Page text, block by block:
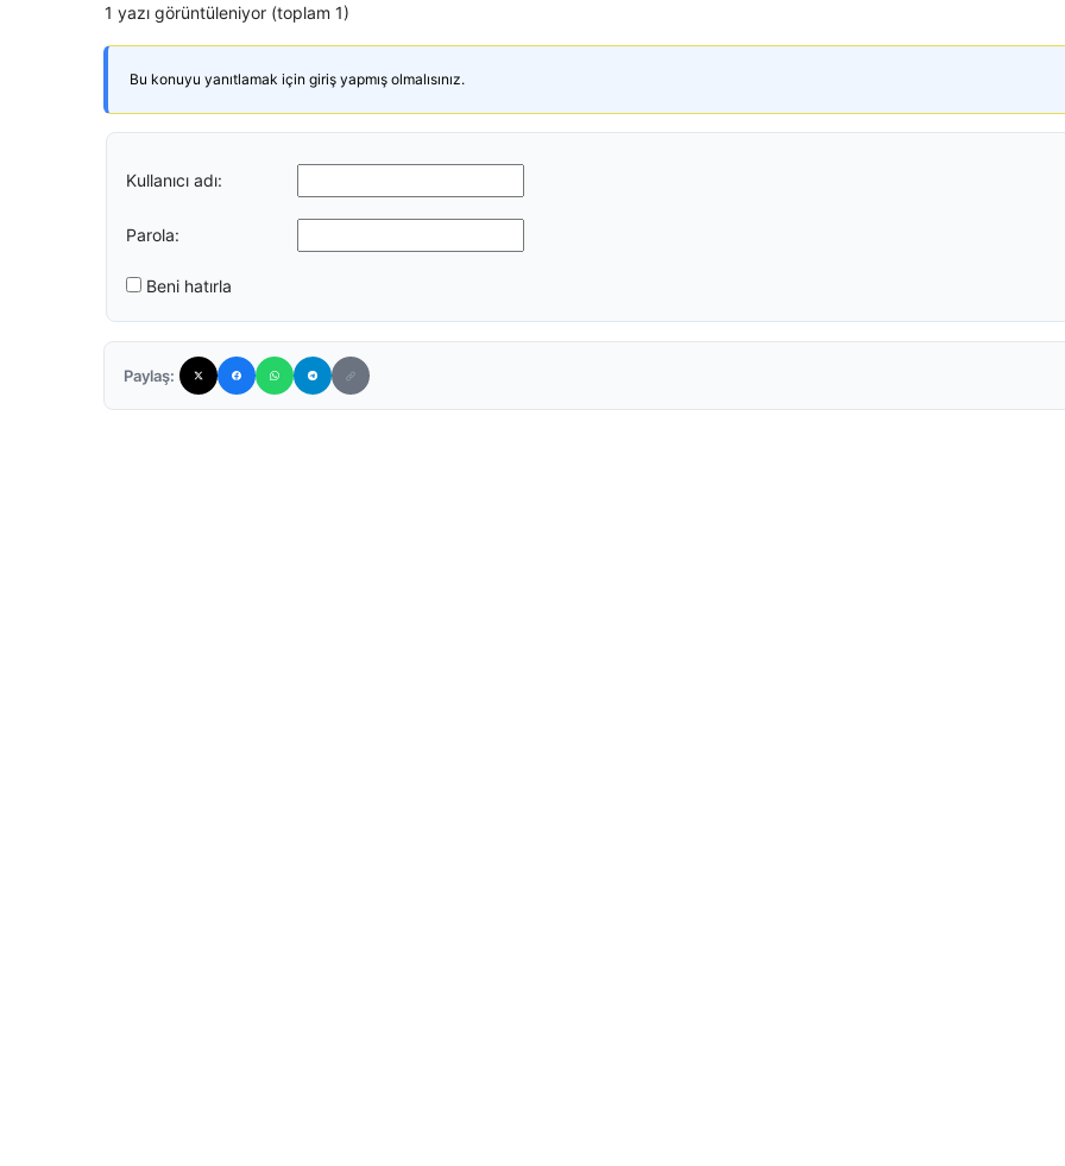
1 yazı görüntüleniyor (toplam 1)
Bu konuyu yanıtlamak için giriş yapmış olmalısınız.
Kullanıcı adı:
Parola:
Beni hatırla
Paylaş: